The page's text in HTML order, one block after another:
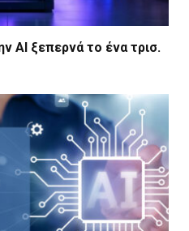
AI ξεπερνά το ένα τρισ.